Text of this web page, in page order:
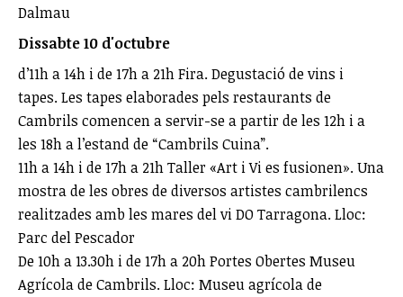
Dalmau
Dissabte 10 d'octubre
d’11h a 14h i de 17h a 21h Fira. Degustació de vins i
tapes. Les tapes elaborades pels restaurants de
Cambrils comencen a servir-se a partir de les 12h i a
les 18h a l’estand de “Cambrils Cuina”.
11h a 14h i de 17h a 21h Taller «Art i Vi es fusionen». Una
mostra de les obres de diversos artistes cambrilencs
realitzades amb les mares del vi DO Tarragona. Lloc:
Parc del Pescador
De 10h a 13.30h i de 17h a 20h Portes Obertes Museu
Agrícola de Cambrils. Lloc: Museu agrícola de